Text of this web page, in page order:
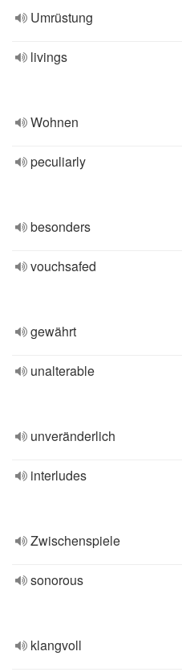
Umrüstung
livings
Wohnen
peculiarly
besonders
vouchsafed
gewährt
unalterable
unveränderlich
interludes
Zwischenspiele
sonorous
klangvoll